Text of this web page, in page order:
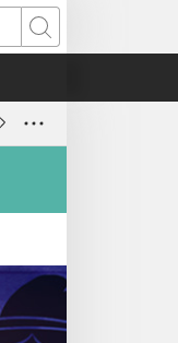
Kimikimi